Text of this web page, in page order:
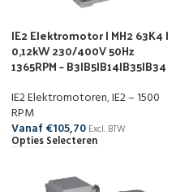
IE2 Elektromotor | MH2 63K4 |
0,12kW 230/400V 50Hz
1365RPM – B3|B5|B14|B35|B34
IE2 Elektromotoren,IE2 – 1500
RPM
Vanaf€105,70 Excl. BTW
Opties Selecteren